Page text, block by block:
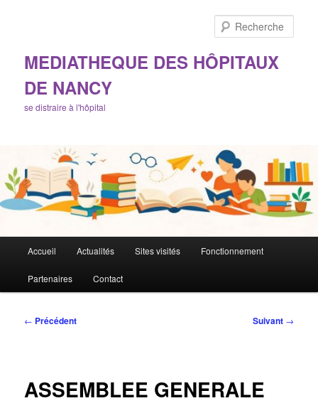
MEDIATHEQUE DES HÔPITAUX
DE NANCY
se distraire à l'hôpital
principal
Accueil Actualités Sites visités Fonctionnement
Partenaires Contact
Navigation
← Précédent Suivant →
ASSEMBLEE GENERALE